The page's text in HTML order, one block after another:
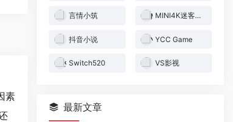
素
言情小筑 MINI4K迷客电影
抖音小说 YCC Game
Switch520 VS影视
最新文章